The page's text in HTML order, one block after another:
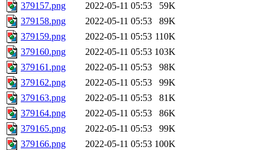
379157.png
2022-05-11 05:53
59K
379158.png
2022-05-11 05:53
89K
379159.png
2022-05-11 05:53 110K
379160.png
2022-05-11 05:53 103K
379161.png
2022-05-11 05:53
98K
379162.png
2022-05-11 05:53
99K
379163.png
2022-05-11 05:53
81K
379164.png
2022-05-11 05:53
86K
379165.png
2022-05-11 05:53
99K
379166.png
2022-05-11 05:53 100K